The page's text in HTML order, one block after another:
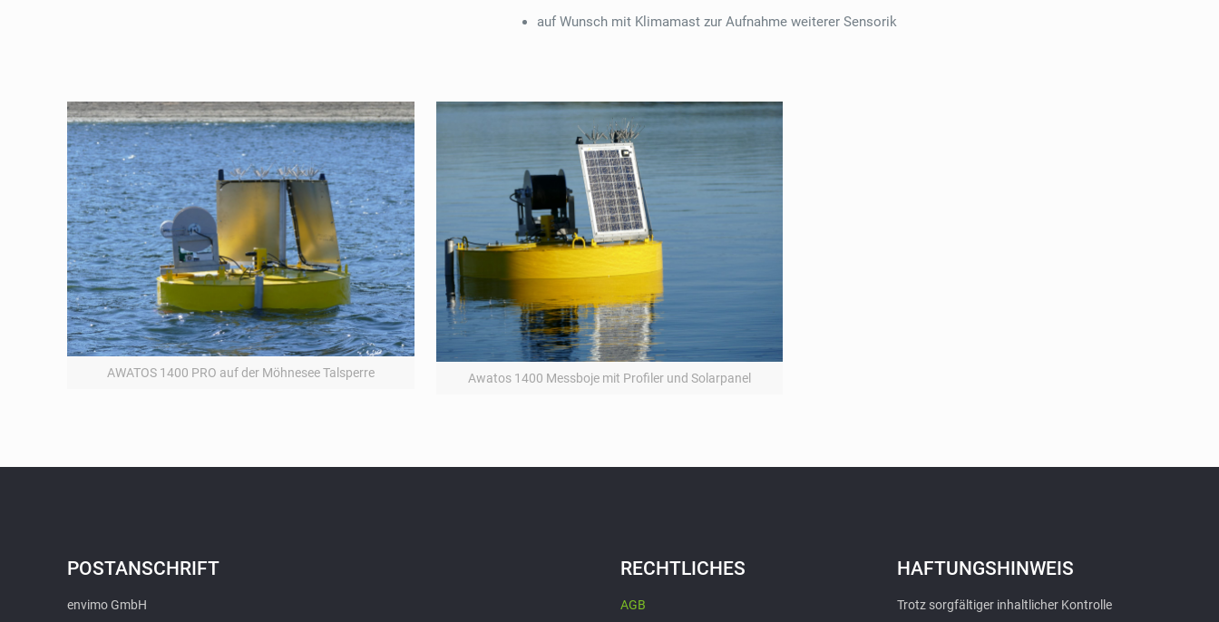
auf Wunsch mit Klimamast zur Aufnahme weiterer Sensorik
AWATOS 1400 PRO auf der Möhnesee Talsperre Awatos 1400 Messboje mit Profiler und Solarpanel
POSTANSCHRIFT
envimo GmbH
RECHTLICHES
AGB
HAFTUNGSHINWEIS
Trotz sorgfältiger inhaltlicher Kontrolle